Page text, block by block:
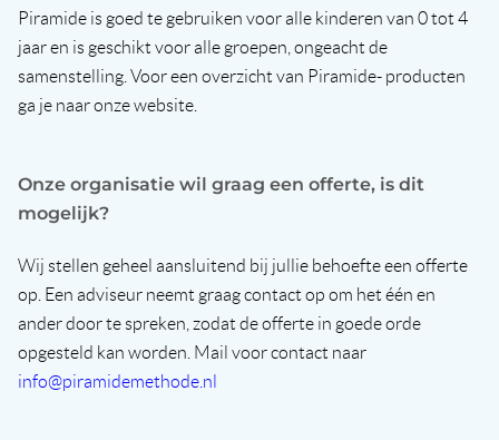
Piramide is goed te gebruiken voor alle kinderen van 0 tot 4
jaar en is geschikt voor alle groepen, ongeacht de
samenstelling. Voor een overzicht van Piramide- producten
ga je naar onze website.
Onze organisatie wil graag een offerte, is dit
mogelijk?
Wij stellen geheel aansluitend bij jullie behoefte een offerte
op. Een adviseur neemt graag contact op om het één en
ander door te spreken, zodat de offerte in goede orde
opgesteld kan worden. Mail voor contact naar
info@piramidemethode.nl